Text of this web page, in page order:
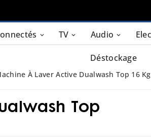
TV Audio
Déstockage
À Laver Active Dualwash Top 16
Top